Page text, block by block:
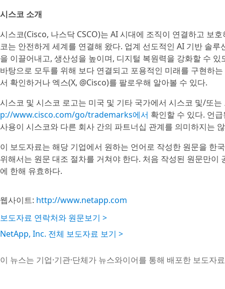
시스코 소개
시스코(Cisco, 나스닥 CSCO)는 AI 시대에 조직이 연결하고 보
코는 안전하게 세계를 연결해 왔다. 업계 선도적인 AI 기반 솔
을 이끌어내고, 생산성을 높이며, 디지털 복원력을 강화할 수
바탕으로 모두를 위해 보다 연결되고 포용적인 미래를 구현하
서 확인하거나 엑스(X, @Cisco)를 팔로우해 알아볼 수 있다.
시스코 및 시스코 로고는 미국 및 기타 국가에서 시스코 및/또
p://www.cisco.com/go/trademarks에서 확인할 수 있다. 언
사용이 시스코와 다른 회사 간의 파트너십 관계를 의미하지는
이 보도자료는 해당 기업에서 원하는 언어로 작성한 원문을 한
위해서는 원문 대조 절차를 거쳐야 한다. 처음 작성된 원문만
에 한해 유효하다.
웹사이트: http://www.netapp.com
보도자료 연락처와 원문보기 >
NetApp, Inc. 전체 보도자료 보기 >
이 뉴스는 기업·기관·단체가 뉴스와이어를 통해 배포한 보도자